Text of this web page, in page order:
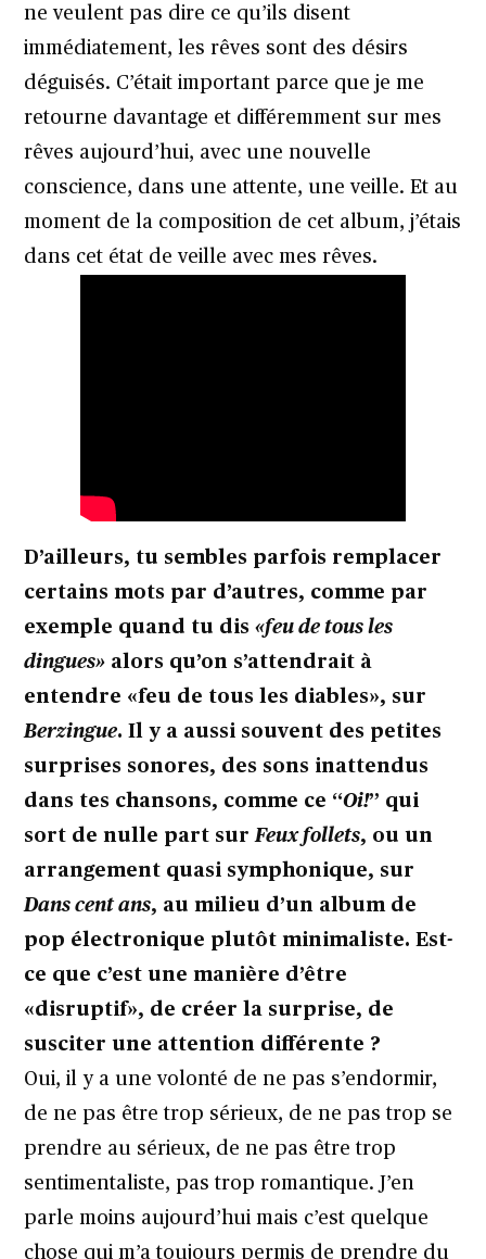
ne veulent pas dire ce qu’ils disent
immédiatement, les rêves sont des désirs
déguisés. C’était important parce que je me
retourne davantage et différemment sur mes
rêves aujourd’hui, avec une nouvelle
conscience, dans une attente, une veille. Et au
moment de la composition de cet album, j’étais
dans cet état de veille avec mes rêves.
D’ailleurs, tu sembles parfois remplacer
certains mots par d’autres, comme par
exemple quand tu dis«feu de tous les
dingues» alors qu’on s’attendrait à
entendre «feu de tous les diables», sur
Berzingue. Il y a aussi souvent des petites
surprises sonores, des sons inattendus
dans tes chansons, comme ce “Oi!” qui
sort de nulle part surFeux follets, ou un
arrangement quasi symphonique, sur
Dans cent ans, au milieu d’un album de
pop électronique plutôt minimaliste. Est-
ce que c’est une manière d’être
«disruptif», de créer la surprise, de
susciter une attention différente ?
Oui, il y a une volonté de ne pas s’endormir,
de ne pas être trop sérieux, de ne pas trop se
prendre au sérieux, de ne pas être trop
sentimentaliste, pas trop romantique. J’en
parle moins aujourd’hui mais c’est quelque
chose qui m’a toujours permis de prendre du